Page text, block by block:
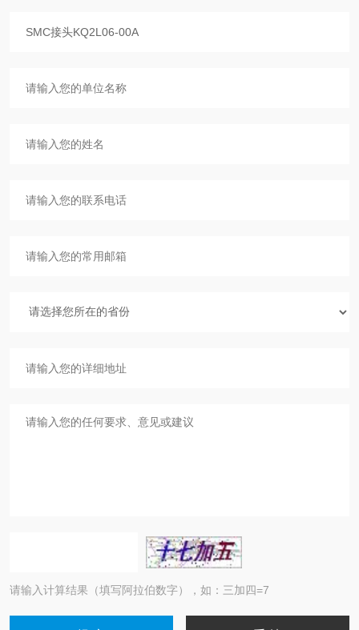
请输入计算结果（填写阿拉伯数字），如：三加四=7